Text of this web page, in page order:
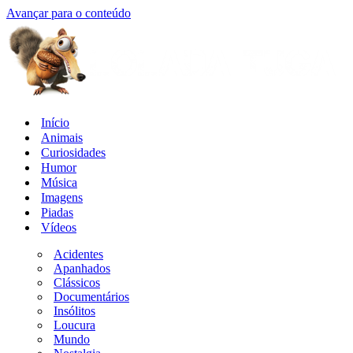
Avançar para o conteúdo
Início
Animais
Curiosidades
Humor
Música
Imagens
Piadas
Vídeos
Acidentes
Apanhados
Clássicos
Documentários
Insólitos
Loucura
Mundo